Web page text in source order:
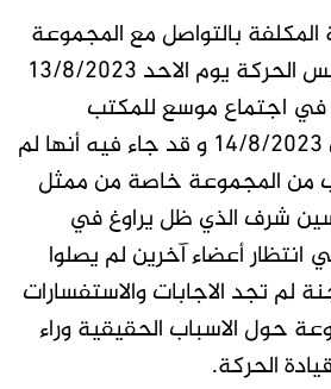
بالتواصل مع المجموعة
تقريرها الختامي لرئيس الحركة يوم الاحد ١٣/٨/٢٠٢٣
في اجتماع موسع للمكتب
التنفيذي يوم الاثنين ١٤/٨/٢٠٢٣ و قد جاء فيه أنها لم
من المجموعة خاصة من ممثل
شرف الذي ظل يراوغ في
أعضاء آخرين لم يصلوا
لم تجد الاجابات والاستفسارات
حول الاسباب الحقيقية وراء
الحركة.